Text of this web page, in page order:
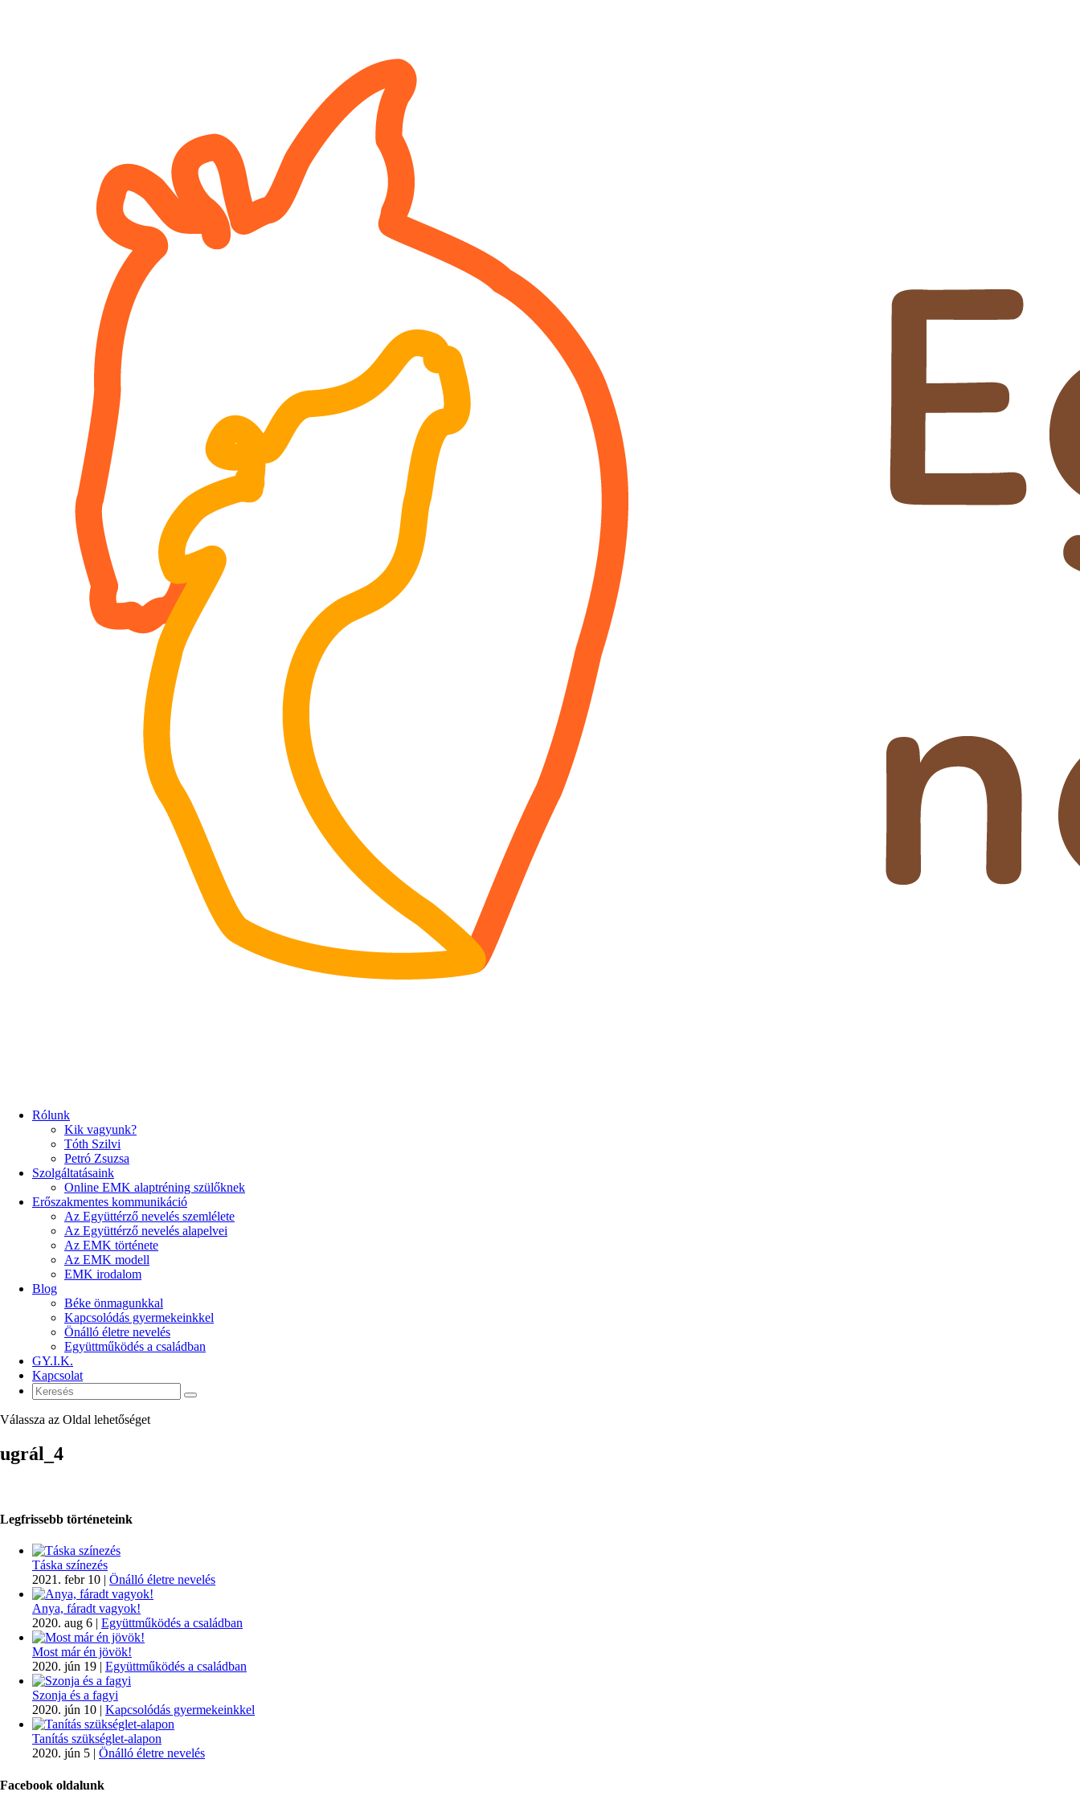
Rólunk
Kik vagyunk?
Tóth Szilvi
Petró Zsuzsa
Szolgáltatásaink
Online EMK alaptréning szülőknek
Erőszakmentes kommunikáció
Az Együttérző nevelés szemlélete
Az Együttérző nevelés alapelvei
Az EMK története
Az EMK modell
EMK irodalom
Blog
Béke önmagunkkal
Kapcsolódás gyermekeinkkel
Önálló életre nevelés
Együttműködés a családban
GY.I.K.
Kapcsolat
Válassza az Oldal lehetőséget
ugrál_4
Legfrissebb történeteink
Táska színezés
2021. febr 10 | Önálló életre nevelés
Anya, fáradt vagyok!
2020. aug 6 | Együttműködés a családban
Most már én jövök!
2020. jún 19 | Együttműködés a családban
Szonja és a fagyi
2020. jún 10 | Kapcsolódás gyermekeinkkel
Tanítás szükséglet-alapon
2020. jún 5 | Önálló életre nevelés
Facebook oldalunk